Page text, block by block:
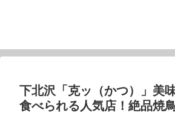
下北沢「克ッ（かつ）」美
食べられる人気店！絶品焼